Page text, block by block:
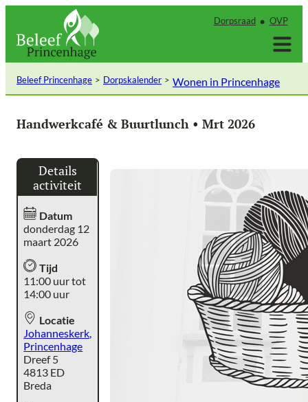
inhoud
Dorpsraad OVP
Beleef Princenhage Dorpskalender Wonen in Princenhage
Handwerkcafé & Buurtlunch • Mrt 2026
Details
activiteit
Datum
donderdag 12
maart 2026
Tijd
11:00 uur tot
14:00 uur
Locatie
Johanneskerk,
Princenhage
Dreef 5
4813 ED
Breda